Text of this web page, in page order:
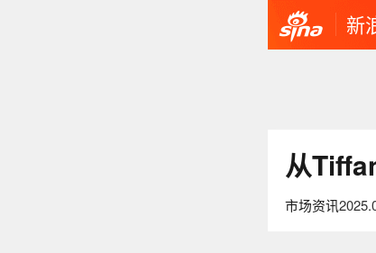
新
从
市场资讯